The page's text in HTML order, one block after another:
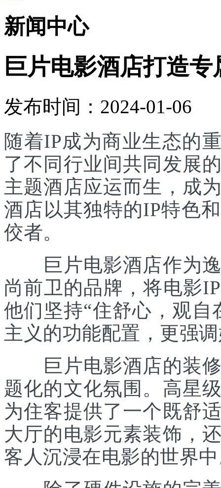
新闻中心
巨片电影酒店打造
发布时间：2024-01-06
随着IP成为商业生态的
了不同行业间共同发展
主题酒店应运而生，成
酒店以其独特的IP特色
佼者。
巨片电影酒店作为逸
尚前卫的品牌，将电影
他们坚持“住舒心，观
主义的功能配置，更强
巨片电影酒店的装修
题化的文化氛围。高星
为住客提供了一个既舒
大厅的电影元素装饰，
客人沉浸在电影的世界